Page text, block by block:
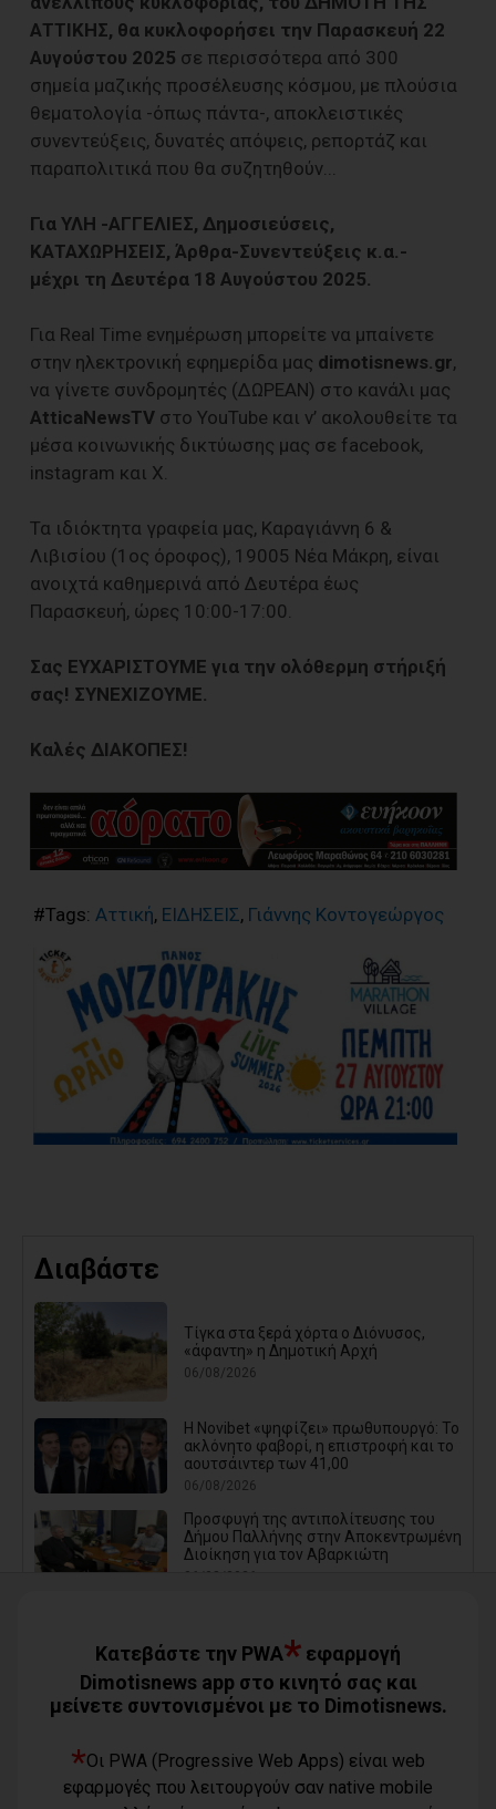
ΑΤΤΙΚΗΣ, θα κυκλοφορήσει την Παρασκευή 22
Αυγούστου 2025 σε περισσότερα από 300
σημεία μαζικής προσέλευσης κόσμου, με πλούσια
θεματολογία -όπως πάντα-, αποκλειστικές
συνεντεύξεις, δυνατές απόψεις, ρεπορτάζ και
παραπολιτικά που θα συζητηθούν...
Για ΥΛΗ -ΑΓΓΕΛΙΕΣ, Δημοσιεύσεις,
ΚΑΤΑΧΩΡΗΣΕΙΣ, Άρθρα-Συνεντεύξεις κ.α.-
μέχρι τη Δευτέρα 18 Αυγούστου 2025.
Για Real Time ενημέρωση μπορείτε να μπαίνετε
στην ηλεκτρονική εφημερίδα μας dimotisnews.gr,
να γίνετε συνδρομητές (ΔΩΡΕΑΝ) στο κανάλι μας
AtticaNewsTV στο YouTube και ν’ ακολουθείτε τα
μέσα κοινωνικής δικτύωσης μας σε facebook,
instagram και Χ.
Τα ιδιόκτητα γραφεία μας, Καραγιάννη 6 &
Λιβισίου (1ος όροφος), 19005 Νέα Μάκρη, είναι
ανοιχτά καθημερινά από Δευτέρα έως
Παρασκευή, ώρες 10:00-17:00.
Σας ΕΥΧΑΡΙΣΤΟΥΜΕ για την ολόθερμη στήριξή
σας! ΣΥΝΕΧΙΖΟΥΜΕ.
Καλές ΔΙΑΚΟΠΕΣ!
#Tags: Αττική, ΕΙΔΗΣΕΙΣ, Γιάννης Κοντογεώργος
Διαβάστε
Τίγκα στα ξερά χόρτα ο Διόνυσος,
«άφαντη» η Δημοτική Αρχή
06/08/2026
Η Novibet «ψηφίζει» πρωθυπουργό: Το
ακλόνητο φαβορί, η επιστροφή και το
αουτσάιντερ των 41,00
06/08/2026
Προσφυγή της αντιπολίτευσης του
Δήμου Παλλήνης στην Αποκεντρωμένη
Διοίκηση για τον Αβαρκιώτη
06/08/2026
Δήμος Μαραθώνα: Το νέο πρόγραμμα
«ΔΕΝ ΤΟ ΕΙΔΑΜΕ 2026»
06/08/2026
Με μεγαλοπρέπεια η λιτάνευση της
εικόνας της Μεταμόρφωσης του
Σωτήρος στη Ζωφριά (photos+videos)
Κατεβάστε την PWA* εφαρμογή
Dimotisnews app στο κινητό σας και
μείνετε συντονισμένοι με το Dimotisnews.
*Οι PWA (Progressive Web Apps) είναι web
εφαρμογές που λειτουργούν σαν native mobile